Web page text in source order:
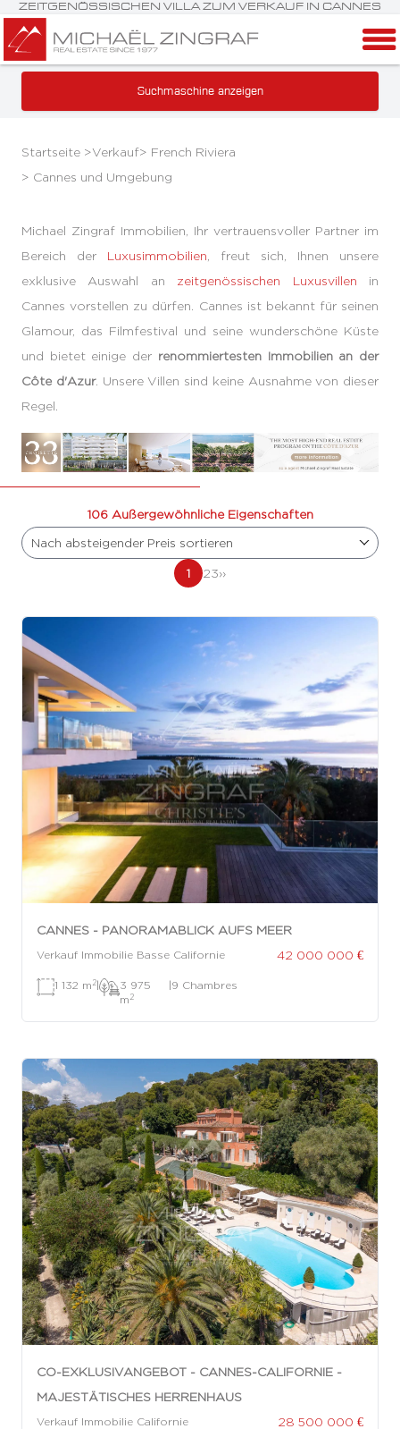
ZEITGENÖSSISCHEN VILLA ZUM VERKAUF IN CANNES
Suchmaschine anzeigen
Startseite >Verkauf> French Riviera
> Cannes und Umgebung
Michael Zingraf Immobilien, Ihr vertrauensvoller Partner im
Bereich der Luxusimmobilien , freut sich, Ihnen unsere
exklusive Auswahl an zeitgenössischen Luxusvillen in
Cannes vorstellen zu dürfen. Cannes ist bekannt für seinen
Glamour, das Filmfestival und seine wunderschöne Küste
und bietet einige der renommiertesten Immobilien an der
Côte d'Azur. Unsere Villen sind keine Ausnahme von dieser
Regel.
106 Außergewöhnliche Eigenschaften
Nach absteigender Preis sortieren
1 23››
CANNES - PANORAMABLICK AUFS MEER
Verkauf Immobilie Basse Californie 42 000 000 €
1 132 m 2|
3 975
m 2
|9 Chambres
CO-EXKLUSIVANGEBOT - CANNES-CALIFORNIE -
MAJESTÄTISCHES HERRENHAUS
Verkauf Immobilie Californie 28 500 000 €